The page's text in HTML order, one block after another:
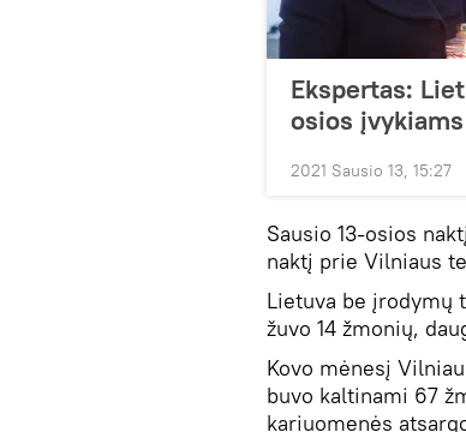
Ekspertas:
osios įvykiams
2021 Sausio 13, 15:27
Sausio 13-osios
naktį prie Vilniaus
Lietuva be įrodymų
žuvo 14 žmonių,
Kovo mėnesį
buvo kaltinami 67
kariuomenės